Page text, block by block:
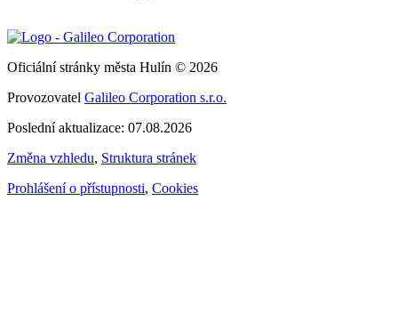
Oficiální stránky města Hulín © 2026
Provozovatel Galileo Corporation s.r.o.
Poslední aktualizace: 07.08.2026
Změna vzhledu, Struktura stránek
Prohlášení o přístupnosti, Cookies